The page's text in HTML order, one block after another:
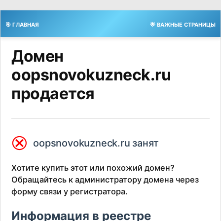
🎯 ГЛАВНАЯ 🌟 ВАЖНЫЕ СТРАНИЦЫ
Домен
oopsnovokuzneck.ru
продается
⮿ oopsnovokuzneck.ru занят
Хотите купить этот или похожий домен?
Обращайтесь к администратору домена через
форму связи у регистратора.
Информация в реестре